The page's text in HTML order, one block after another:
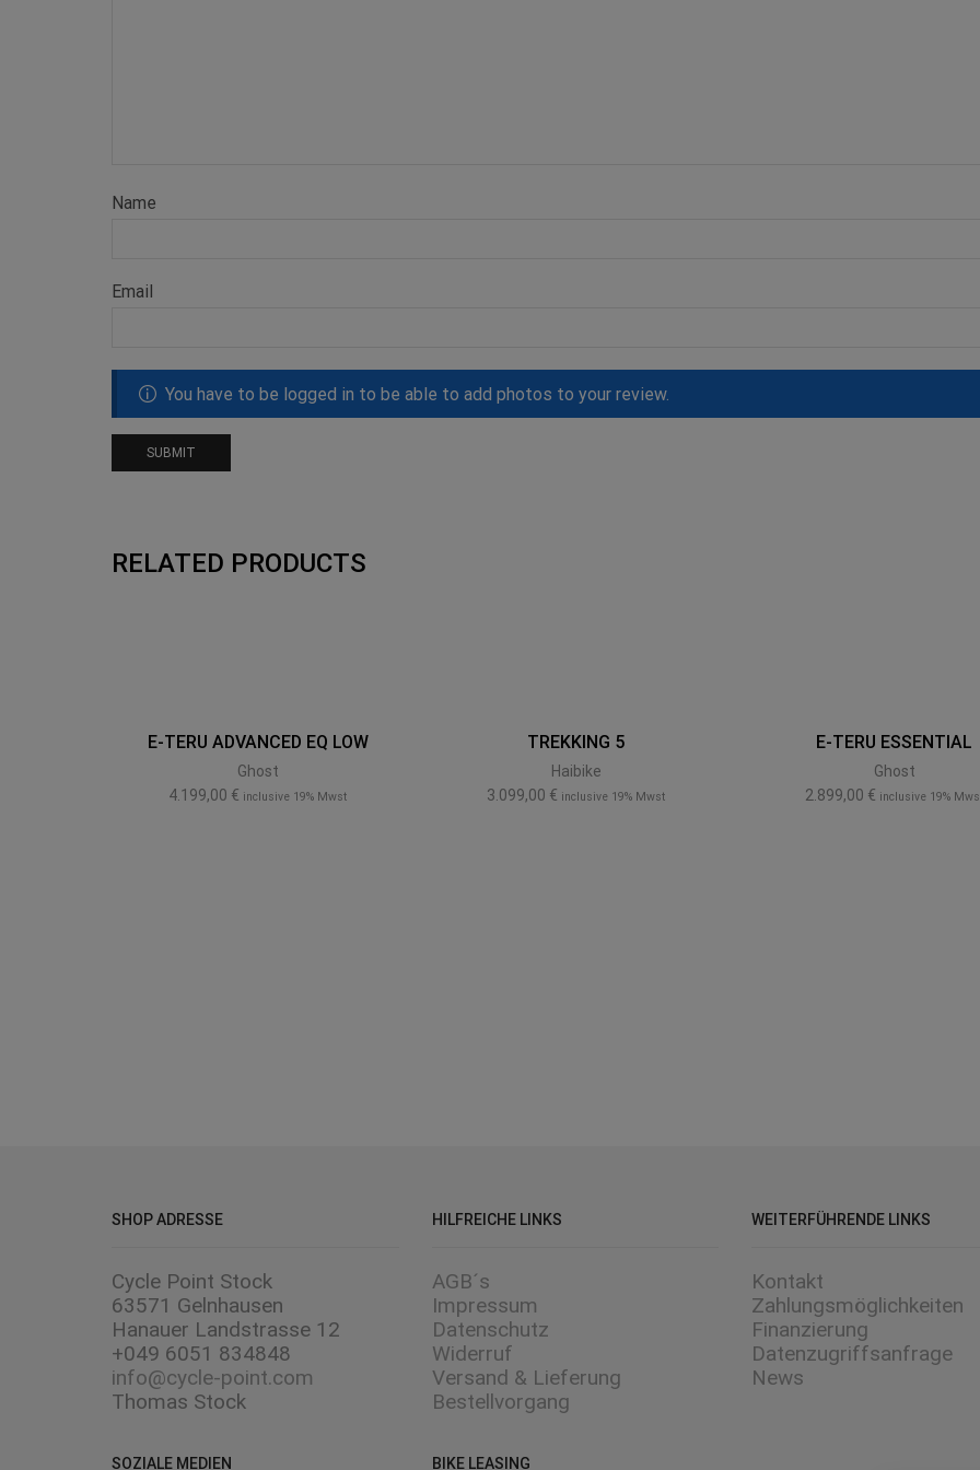
Name
Email
You have to be logged in to be able to add photos to your review.
RELATED PRODUCTS
E-TERU ADVANCED EQ LOW
Ghost
4.199,00 € inclusive 19% Mwst
TREKKING 5
Haibike
3.099,00 € inclusive 19% Mwst
E-TERU ESSENTIAL
Ghost
2.899,00 € inclusive 19%
SHOP ADRESSE
Cycle Point Stock
63571 Gelnhausen
Hanauer Landstrasse 12
+049 6051 834848
info@cycle-point.com
Thomas Stock
SOZIALE MEDIEN
HILFREICHE LINKS
AGB´s
Impressum
Datenschutz
Widerruf
Versand & Lieferung
Bestellvorgang
BIKE LEASING
WEITERFÜHRENDE LINKS
Kontakt
Zahlungsmöglichkeiten
Finanzierung
Datenzugriffsanfrage
News